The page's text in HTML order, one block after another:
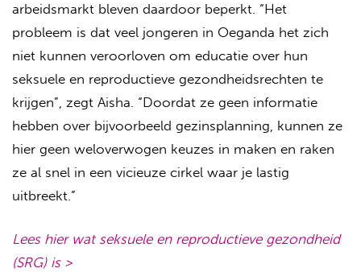
arbeidsmarkt bleven daardoor beperkt. “Het
probleem is dat veel jongeren in Oeganda het zich
niet kunnen veroorloven om educatie over hun
seksuele en reproductieve gezondheidsrechten te
krijgen”, zegt Aisha. “Doordat ze geen informatie
hebben over bijvoorbeeld gezinsplanning, kunnen ze
hier geen weloverwogen keuzes in maken en raken
ze al snel in een vicieuze cirkel waar je lastig
uitbreekt.”
Lees hier wat seksuele en reproductieve gezondheid
(SRG) is >